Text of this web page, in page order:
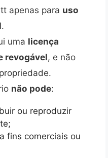
apenas para uso
.
uma licença
revogável, e não
não pode:
ou reproduzir
fins comerciais ou